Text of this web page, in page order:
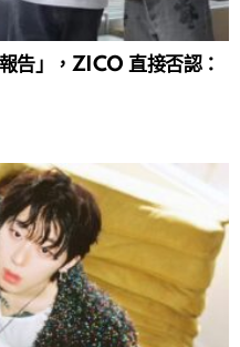
告」，ZICO 直接否認：